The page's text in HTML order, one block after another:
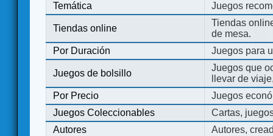
Temática
Juegos
Tiendas online
Tiendas
de mesa.
Por Duración
Juegos para
Juegos de bolsillo
Juegos que
llevar de
Por Precio
Juegos
Juegos Coleccionables
Cartas,
Autores
Autores,